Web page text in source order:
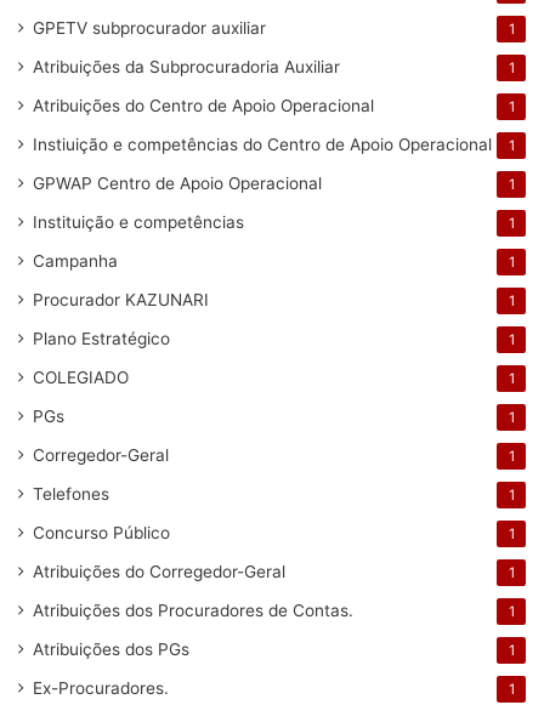
GPETV subprocurador auxiliar 1
Atribuições da Subprocuradoria Auxiliar 1
Atribuições do Centro de Apoio Operacional 1
Instiuição e competências do Centro de Apoio Operacional 1
GPWAP Centro de Apoio Operacional 1
Instituição e competências 1
Campanha 1
Procurador KAZUNARI 1
Plano Estratégico 1
COLEGIADO 1
PGs 1
Corregedor-Geral 1
Telefones 1
Concurso Público 1
Atribuições do Corregedor-Geral 1
Atribuições dos Procuradores de Contas. 1
Atribuições dos PGs 1
Ex-Procuradores. 1